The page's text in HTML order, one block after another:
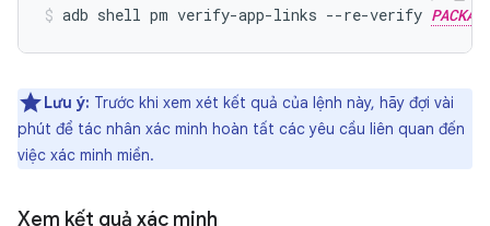
adb shell pm verify-app-links --re-verify
Lưu ý: Trước khi xem xét kết quả của lệnh này, hãy đợi vài
phút để tác nhân xác minh hoàn tất các yêu cầu liên quan đến
việc xác minh miền.
Xem kết quả xác minh